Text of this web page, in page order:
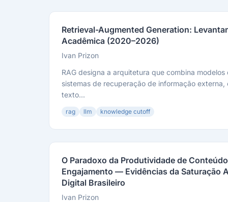
Retrieval-Augmented Generation:
Acadêmica (2020–2026)
Ivan Prizon
RAG designa a arquitetura que combina
sistemas de recuperação de informação
texto...
rag llm knowledge cutoff
O Paradoxo da Produtividade de
Engajamento — Evidências da Saturação
Digital Brasileiro
Ivan Prizon